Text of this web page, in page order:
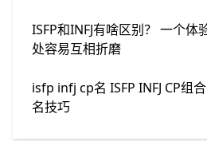
ISFP和INFJ有啥区别？ 一个体
处容易互相折磨
isfp infj cp名 ISFP INFJ CP组
名技巧